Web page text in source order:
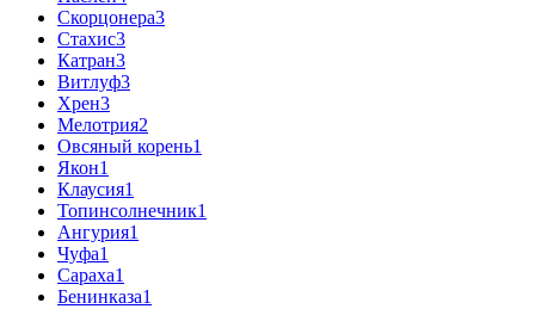
Скорцонера3
Стахис3
Катран3
Витлуф3
Хрен3
Мелотрия2
Овсяный корень1
Якон1
Клаусия1
Топинсолнечник1
Ангурия1
Чуфа1
Сараха1
Бенинказа1